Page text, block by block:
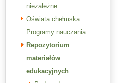
niezależne
Oświata chełmska
Programy nauczania
Repozytorium
materiałów
edukacyjnych